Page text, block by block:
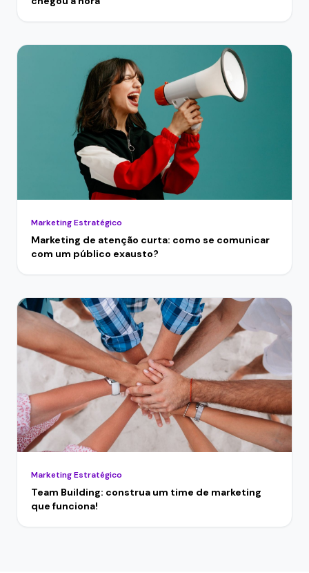
Marketing Estratégico
Marketing de atenção curta: como se comunicar
com um público exausto?
Marketing Estratégico
Team Building: construa um time de marketing
que funciona!